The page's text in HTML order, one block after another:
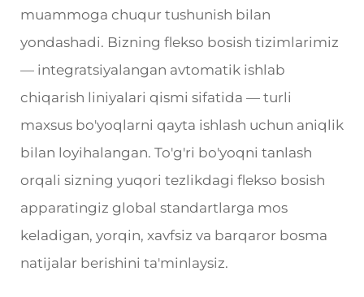
muammoga chuqur tushunish bilan
yondashadi. Bizning flekso bosish tizimlarimiz
— integratsiyalangan avtomatik ishlab
chiqarish liniyalari qismi sifatida — turli
maxsus bo'yoqlarni qayta ishlash uchun aniqlik
bilan loyihalangan. To'g'ri bo'yoqni tanlash
orqali sizning yuqori tezlikdagi flekso bosish
apparatingiz global standartlarga mos
keladigan, yorqin, xavfsiz va barqaror bosma
natijalar berishini ta'minlaysiz.